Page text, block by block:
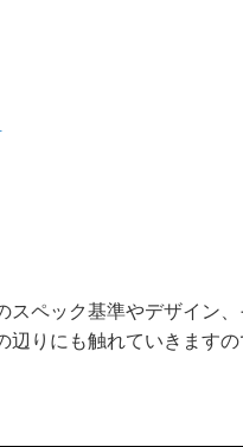
スペック基準やデザイン
りにも触れていきます